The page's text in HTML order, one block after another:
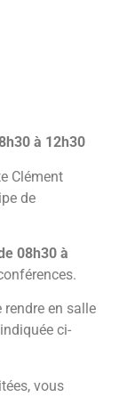
à 12h30
Clément
de
08h30 à
en salle
ci-
vous